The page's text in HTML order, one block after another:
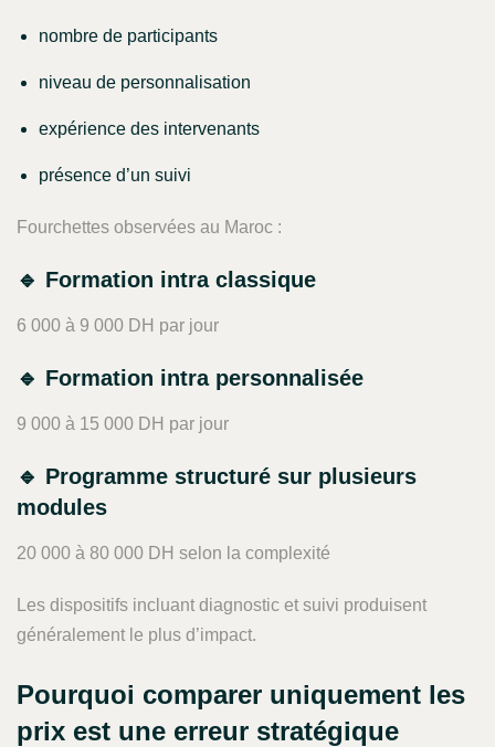
nombre de participants
niveau de personnalisation
expérience des intervenants
présence d’un suivi
Fourchettes observées au Maroc :
🔹 Formation intra classique
6 000 à 9 000 DH par jour
🔹 Formation intra personnalisée
9 000 à 15 000 DH par jour
🔹 Programme structuré sur plusieurs
modules
20 000 à 80 000 DH selon la complexité
Les dispositifs incluant diagnostic et suivi produisent
généralement le plus d’impact.
Pourquoi comparer uniquement les
prix est une erreur stratégique